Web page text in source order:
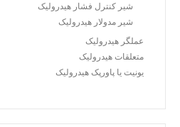
شیر کنترل فشار هیدرولیک
شیر مدولار هیدرولیک
عملگر هیدرولیک
متعلقات هیدرولیک
یونیت یا پاورپک هیدرولیک